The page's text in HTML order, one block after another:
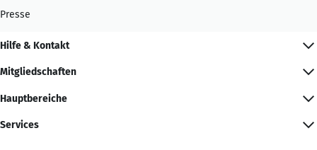
Presse
Hilfe & Kontakt
Mitgliedschaften
Hauptbereiche
Services